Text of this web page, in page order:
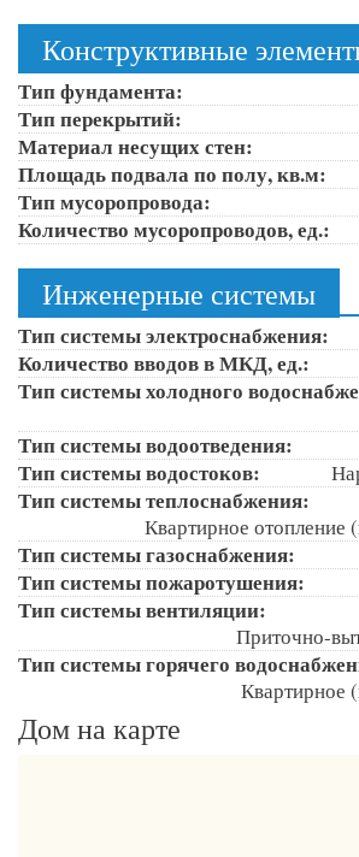
Конструктивные
Тип фундамента:
Тип перекрытий:
Материал несущих стен:
Площадь подвала по полу, кв.м:
Тип мусоропровода:
Количество мусоропроводов, ед.:
Инженерные системы
Тип системы электроснабжения:
Количество вводов в МКД, ед.:
Тип системы холодного
Тип системы водоотведения:
Тип системы водостоков:
Тип системы теплоснабжения:
Квартирное отопление
Тип системы газоснабжения:
Тип системы пожаротушения:
Тип системы вентиляции:
Приточно-
Тип системы горячего
Квартирное
Дом на карте